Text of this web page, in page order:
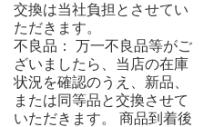
交換は当社負担とさせてい
ただきます。
不良品： 万一不良品等がご
ざいましたら、当店の在庫
状況を確認のうえ、新品、
または同等品と交換させて
いただきます。 商品到着後